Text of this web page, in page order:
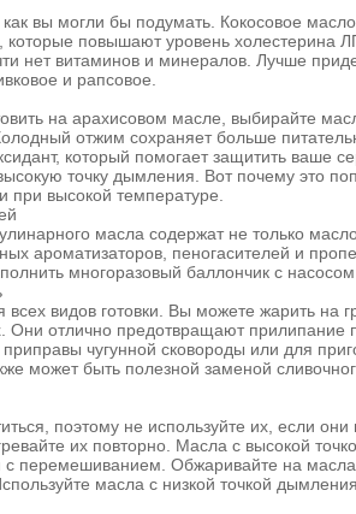
вы могли бы подумать. Кокосовое
повышают уровень холестерина
нет витаминов и минералов. Лучше
и рапсовое.
на арахисовом масле, выбирайте
отжим сохраняет больше
который помогает защитить ваше
точку дымления. Вот почему это
при высокой температуре.
масла содержат не только
ароматизаторов, пеногасителей и
многоразовый баллончик с
видов готовки. Вы можете жарить на
Они отлично предотвращают прилипание
чугунной сковороды или для
может быть полезной заменой
поэтому не используйте их, если они
их повторно. Масла с высокой
с перемешиванием. Обжаривайте на
масла с низкой точкой